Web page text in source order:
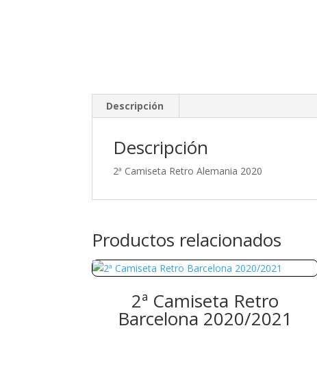
Descripción
Descripción
2ª Camiseta Retro Alemania 2020
Productos relacionados
2ª Camiseta Retro
Barcelona 2020/2021